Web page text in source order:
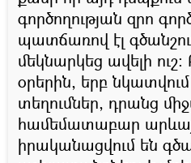
գործողության զրո
պատճառով էլ
մեկնարկեց ավելի ուշ։
օրերին, երբ
տեղումներ, դրանց
համեմատաբար
իրականացվում են